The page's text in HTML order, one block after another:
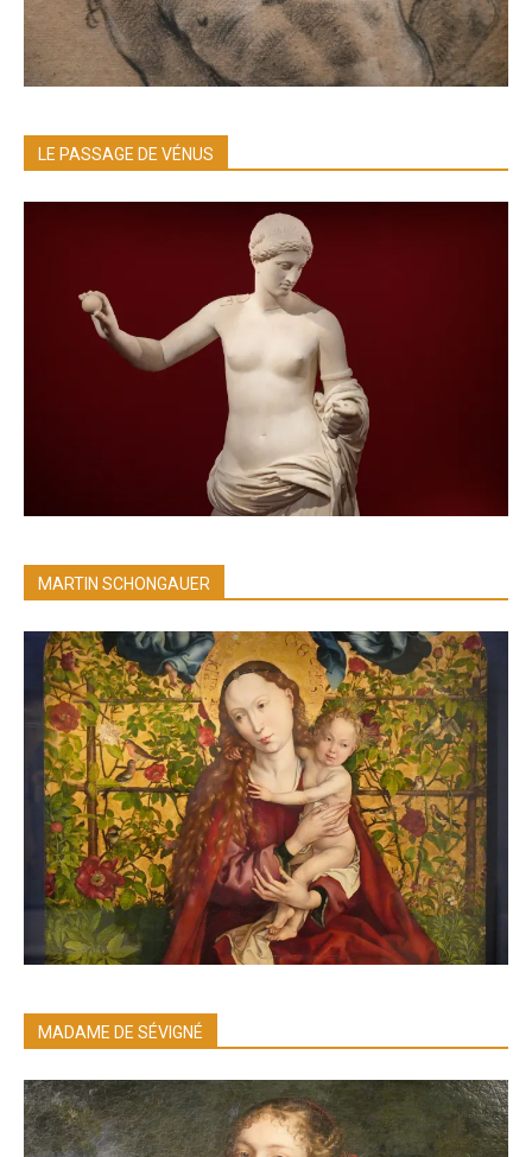
LE PASSAGE DE VÉNUS
MARTIN SCHONGAUER
MADAME DE SÉVIGNÉ